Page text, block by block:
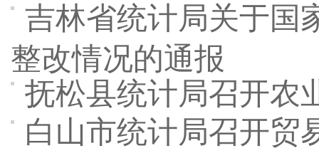
吉林省统计局关于国
整改情况的通报
抚松县统计局召开农
白山市统计局召开贸